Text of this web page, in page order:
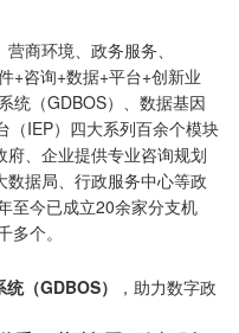
商环境、政务服务、
+咨询+数据+平台+创新业
统（GDBOS）、数据基因
（IEP）四大系列百余个模块
、企业提供专业咨询规划
据局、行政服务中心等政
至今已成立20余家分支机
个。
（GDBOS）
，助力数字政